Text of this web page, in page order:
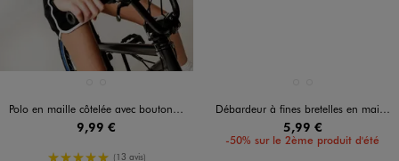
Polo en maille côtelée avec boutons fantaisie fille
9,99 €
5/5 de moyenne
(13 avis)
Débardeur à fines bretelles en maille pointelle fille
5,99 €
-50% sur le 2ème produit d'été